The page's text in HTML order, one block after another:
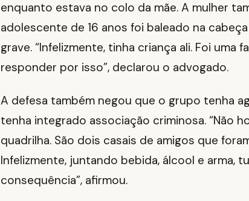
enquanto estava no colo da mãe. A mulher
adolescente de 16 anos foi baleado na
grave. “Infelizmente, tinha criança ali. Foi uma
responder por isso”, declarou o advogado.
A defesa também negou que o grupo tenha
tenha integrado associação criminosa. “Não
quadrilha. São dois casais de amigos que
Infelizmente, juntando bebida, álcool e arma,
consequência”, afirmou.